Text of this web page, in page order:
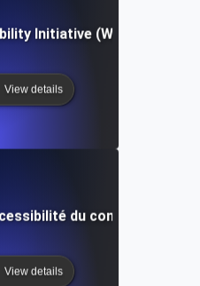
Initiative (WAI)
View details
du contenu web
View details